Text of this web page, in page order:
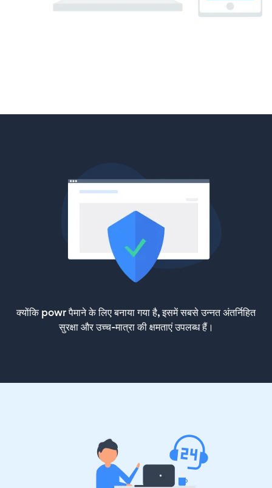
क्योंकि powr पैमाने के लिए बनाया गया है, इसमें सबसे उन्नत अंतर्निहित
सुरक्षा और उच्च-मात्रा की क्षमताएं उपलब्ध हैं।